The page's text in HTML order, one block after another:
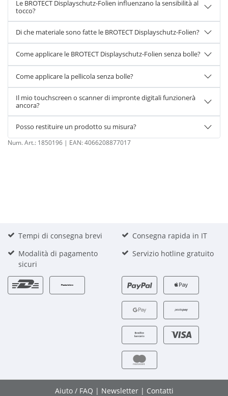
Le BROTECT Displayschutz-Folien influenzano la sensibilità al
tocco?
Di che materiale sono fatte le BROTECT Displayschutz-Folien?
Come applicare le BROTECT Displayschutz-Folien senza bolle?
Come applicare la pellicola senza bolle?
Il mio touchscreen o scanner di impronte digitali funzionerà
ancora?
Posso restituire un prodotto su misura?
Num. Art.: 1850196 | EAN:4066208877017
Tempi di consegna brevi
Consegna rapida in IT
Modalità di pagamento
sicuri
Servizio hotline gratuito
Aiuto / FAQ | Newsletter | Contatti